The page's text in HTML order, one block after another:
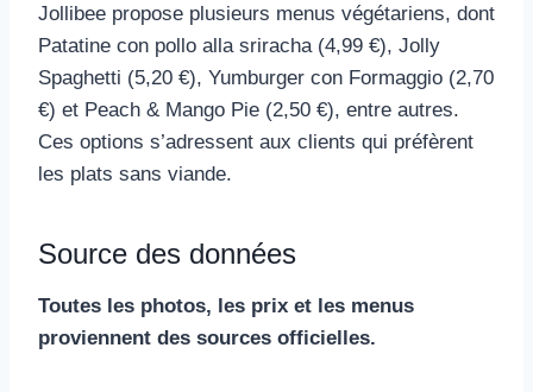
Jollibee propose plusieurs menus végétariens, dont
Patatine con pollo alla sriracha (4,99 €), Jolly
Spaghetti (5,20 €), Yumburger con Formaggio (2,70
€) et Peach & Mango Pie (2,50 €), entre autres.
Ces options s’adressent aux clients qui préfèrent
les plats sans viande.
Source des données
Toutes les photos, les prix et les menus
proviennent des sources officielles.